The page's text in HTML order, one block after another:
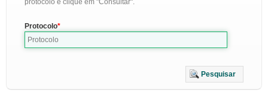
protocolo e clique em "Consultar".
Protocolo
Pesquisar